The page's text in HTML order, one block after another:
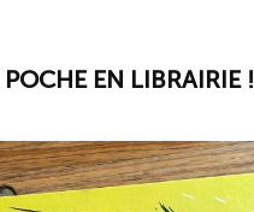
EN LIBRAIRIE !